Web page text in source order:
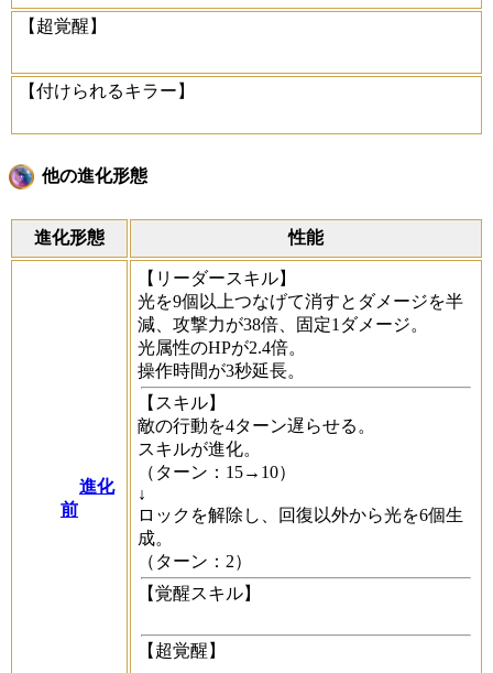
【超覚醒】
【付けられるキラー】
他の進化形態
進化形態 性能
進化
前
【リーダースキル】
光を9個以上つなげて消すとダメージを半
減、攻撃力が38倍、固定1ダメージ。
光属性のHPが2.4倍。
操作時間が3秒延長。
【スキル】
敵の行動を4ターン遅らせる。
スキルが進化。
（ターン：15→10）
↓
ロックを解除し、回復以外から光を6個生
成。
（ターン：2）
【覚醒スキル】
【超覚醒】